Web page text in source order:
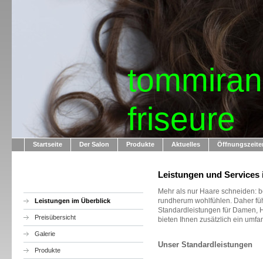
friseure
Startseite Der Salon Produkte Aktuelles
Leistungen im Überblick
Preisübersicht
Galerie
Produkte
Leistungen und Services
Mehr als nur Haare schneiden:
rundherum wohlfühlen. Daher
Standardleistungen für Damen,
bieten Ihnen zusätzlich ein
Unser Standardleistungen